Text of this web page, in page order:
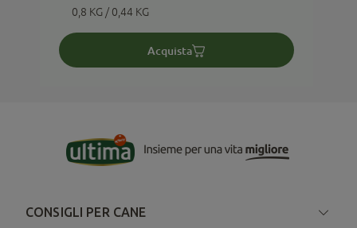
0,8 KG / 0,44 KG
Acquista
CONSIGLI PER CANE